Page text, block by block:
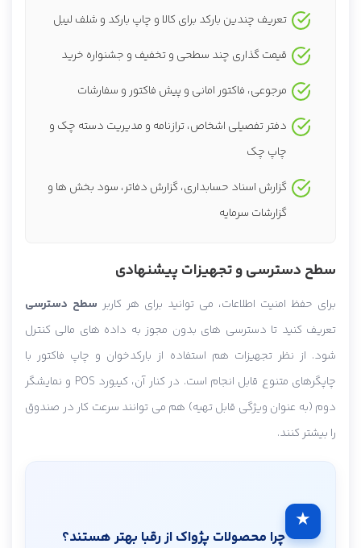
تعریف چندین بارکد برای کالا و چاپ بارکد و شلف لیبل
قیمت گذاری چند سطحی و تخفیف و جشنواره خرید
مرجوعی، فاکتور امانی و پیش فاکتور و سفارشات
دفتر تفصیلی اشخاص، ترازنامه و مدیریت دسته چک و
چاپ چک
گزارش اسناد حسابداری، گزارش دفاتر، سود بخش ها و
گزارشات سرمایه
سطح دسترسی و تجهیزات پیشنهادی
برای حفظ امنیت اطلاعات، می توانید برای هر کاربر سطح دسترسی
تعریف کنید تا دسترسی های بدون مجوز به داده های مالی کنترل
شود. از نظر تجهیزات هم استفاده از بارکدخوان و چاپ فاکتور با
چاپگرهای متنوع قابل انجام است. در کنار آن، کیبورد POS و نمایشگر
دوم (به عنوان ویژگی قابل تهیه) هم می توانند سرعت کار در صندوق
را بیشتر کنند.
★
چرا محصولات پژواک از رقبا بهتر هستند؟